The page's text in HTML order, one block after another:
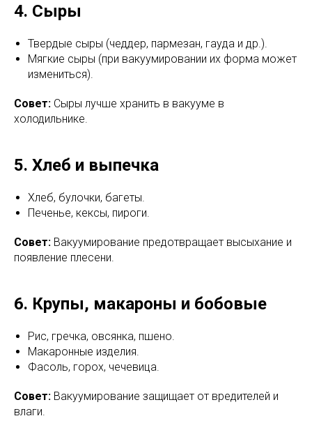
4. Сыры
Твердые сыры (чеддер, пармезан, гауда и др.).
Мягкие сыры (при вакуумировании их форма может
измениться).
Совет: Сыры лучше хранить в вакууме в
холодильнике.
5. Хлеб и выпечка
Хлеб, булочки, багеты.
Печенье, кексы, пироги.
Совет: Вакуумирование предотвращает высыхание и
появление плесени.
6. Крупы, макароны и бобовые
Рис, гречка, овсянка, пшено.
Макаронные изделия.
Фасоль, горох, чечевица.
Совет: Вакуумирование защищает от вредителей и
влаги.